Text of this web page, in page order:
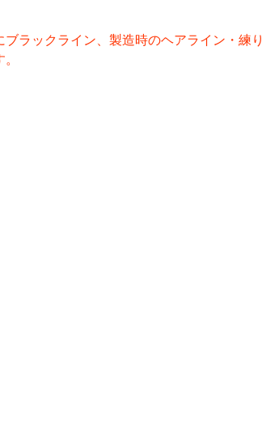
ラックライン、製造時のヘアライン・練り